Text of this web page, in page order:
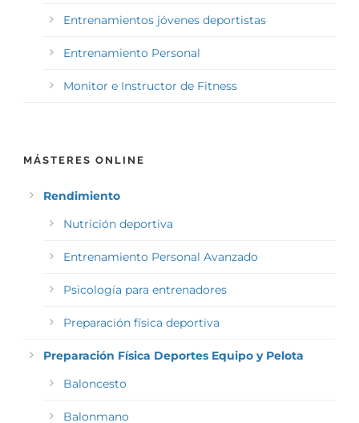
Entrenamientos jóvenes deportistas
Entrenamiento Personal
Monitor e Instructor de Fitness
MÁSTERES ONLINE
Rendimiento
Nutrición deportiva
Entrenamiento Personal Avanzado
Psicología para entrenadores
Preparación física deportiva
Preparación Física Deportes Equipo y Pelota
Baloncesto
Balonmano